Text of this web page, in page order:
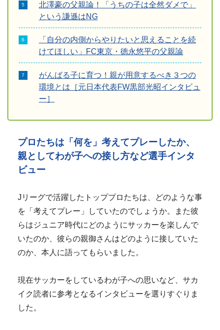
北澤豪の父親論！「うちの子は全然ダメで」
という謙遜はNG
「自分の内側からやりたいと思えることを続
けてほしい」FC東京・徳永悠平の父親論
がんばる子に育つ！親が用意するべき３つの
環境とは［元日本代表FW黒部光昭インタビュ
ー］
プロたちは「何を」考えてプレーしたか、
親としてわが子への接し方など選手インタ
ビュー
Jリーグで活躍したトッププロたちは、どのような事
を「考えてプレー」していたのでしょうか。また彼
らはジュニア時代にどのようにサッカーを楽しんで
いたのか、彼らの親御さんはどのように接していた
のか、本人に語ってもらいました。
現在サッカーをしているわが子への思いなど、サカ
イク読者に参考となるインタビューを選りすぐりま
した。